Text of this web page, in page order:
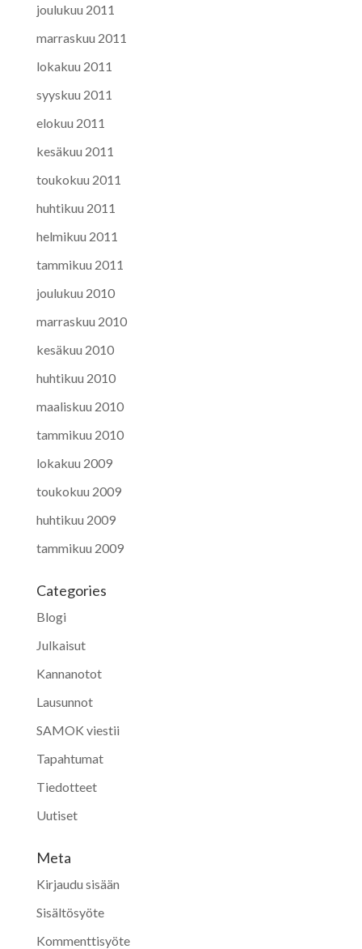
joulukuu 2011
marraskuu 2011
lokakuu 2011
syyskuu 2011
elokuu 2011
kesäkuu 2011
toukokuu 2011
huhtikuu 2011
helmikuu 2011
tammikuu 2011
joulukuu 2010
marraskuu 2010
kesäkuu 2010
huhtikuu 2010
maaliskuu 2010
tammikuu 2010
lokakuu 2009
toukokuu 2009
huhtikuu 2009
tammikuu 2009
Categories
Blogi
Julkaisut
Kannanotot
Lausunnot
SAMOK viestii
Tapahtumat
Tiedotteet
Uutiset
Meta
Kirjaudu sisään
Sisältösyöte
Kommenttisyöte